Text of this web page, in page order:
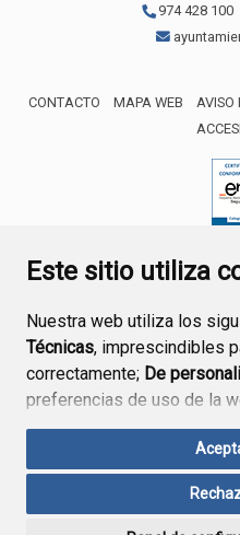
Este sitio utiliza
Nuestra web utiliza los
Técnicas, imprescindibles
correctamente; De
preferencias de uso de la
funcionamiento de la web
Si acepta pulsando el
consideramos que acepta
974 428 100
CONTACTO MAPA WEB AVISO